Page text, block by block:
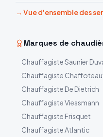
→ Vue d'ensemble des
Marques de
ChauffagisteSaunier
Chauffagiste
Chauffagiste De Dietrich
ChauffagisteViessmann
Chauffagiste Frisquet
ChauffagisteAtlantic